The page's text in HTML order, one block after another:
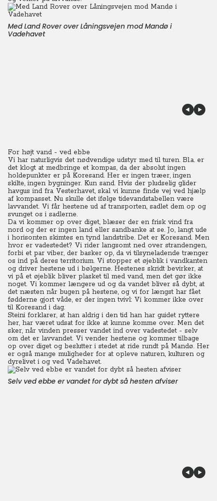
Med Land Rover over Låningsvejen mod Mandø i
Vadehavet
For højt vand - ved ebbe
Vi har naturligvis det nødvendige udstyr med til turen. Bl.a. er
det klogt at medbringe et kompas, da der absolut ingen
holdepunkter er på Koresand. Her er ingen træer, ingen
skilte, ingen bygninger. Kun sand. Hvis der pludselig glider
havgus ind fra Vesterhavet, skal vi kunne finde vej ved hjælp
af kompasset. Nu skulle det ifølge tidevandstabellen være
lavvandet. Vi får hestene ud af transporten, sadlet dem op og
svunget os i sadlerne.
Da vi kommer op over diget, blæser der en frisk vind fra
nord og der er ingen land eller sandbanke at se. Jo, langt ude
i horisonten skimtes en tynd landstribe. Det er Koresand. Men
hvor er vadestedet? Vi rider langsomt ned over strandengen,
forbi et par viber, der basker op, da vi tilsyneladende trænger
os ind på deres territorium. Vi stopper et øjeblik i vandkanten
og driver hestene ud i bølgerne. Hestenes skridt bevirker, at
vi på et øjeblik bliver plasket til med vand, men det gør ikke
noget. Vi kommer længere ud og da vandet bliver så dybt, at
det næsten når bugen på hestene, og vi for længst har fået
fødderne gjort våde, er der ingen tvivl: Vi kommer ikke over
til Koresand i dag.
Steini forklarer, at han aldrig i den tid han har guidet ryttere
her, har været udsat for ikke at kunne komme over. Men det
sker, når vinden presser vandet ind over vadestedet - selv
om det er lavvandet. Vi vender hestene og kommer tilbage
op over diget og beslutter i stedet at ride rundt på Mandø. Her
er også mange muligheder for at opleve naturen, kulturen og
dyrelivet i og ved Vadehavet.
Selv ved ebbe er vandet for dybt så hesten afviser